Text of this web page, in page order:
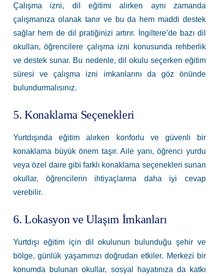
Çalışma izni, dil eğitimi alırken aynı zamanda
çalışmanıza olanak tanır ve bu da hem maddi destek
sağlar hem de dil pratiğinizi artırır. İngiltere’de bazı dil
okulları, öğrencilere çalışma izni konusunda rehberlik
ve destek sunar. Bu nedenle, dil okulu seçerken eğitim
süresi ve çalışma izni imkanlarını da göz önünde
bulundurmalısınız.
5. Konaklama Seçenekleri
Yurtdışında eğitim alırken konforlu ve güvenli bir
konaklama büyük önem taşır. Aile yanı, öğrenci yurdu
veya özel daire gibi farklı konaklama seçenekleri sunan
okullar, öğrencilerin ihtiyaçlarına daha iyi cevap
verebilir.
6. Lokasyon ve Ulaşım İmkanları
Yurtdışı eğitim için dil okulunun bulunduğu şehir ve
bölge, günlük yaşamınızı doğrudan etkiler. Merkezi bir
konumda bulunan okullar, sosyal hayatınıza da katkı